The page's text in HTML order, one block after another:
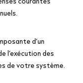
d’un
l’exécution des
de votre système.